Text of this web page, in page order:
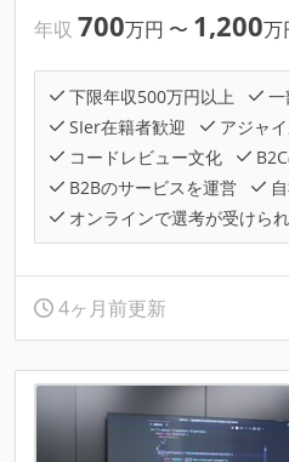
年収 700万円 〜 1,200万
下限年収500万円以上
SIer在籍者歓迎
アジャ
コードレビュー文化
B2Bのサービスを運営
オンラインで選考が受けら
4ヶ月前更新